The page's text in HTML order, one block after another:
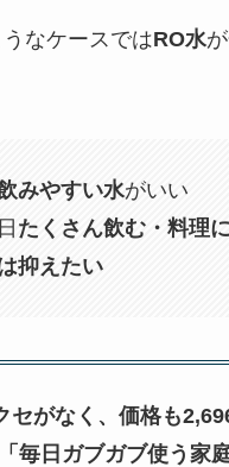
なケースではRO水
みやすい水がいい
たくさん飲む・料理
抑えたい
セがなく、価格も
毎日ガブガブ使う家